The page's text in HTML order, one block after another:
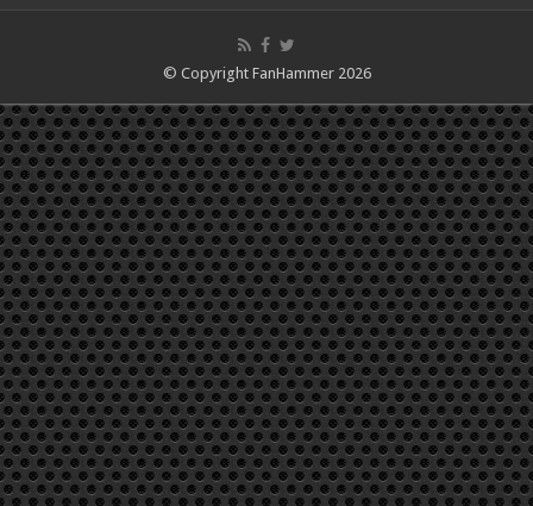
© Copyright FanHammer 2026